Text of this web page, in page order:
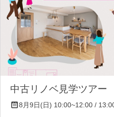
中古リノベ見学ツアー
8月9日(日) 10:00~12:00 /